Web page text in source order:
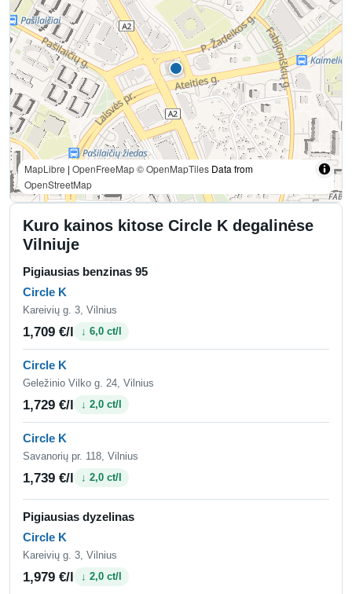
MapLibre | OpenFreeMap© OpenMapTiles Data from
OpenStreetMap
Kuro kainos kitose Circle K degalinėse
Vilniuje
Pigiausias benzinas 95
Circle K
Kareivių g. 3, Vilnius
1,709 €/l ↓ 6,0 ct/l
Circle K
Geležinio Vilko g. 24, Vilnius
1,729 €/l ↓ 2,0 ct/l
Circle K
Savanorių pr. 118, Vilnius
1,739 €/l ↓ 2,0 ct/l
Pigiausias dyzelinas
Circle K
Kareivių g. 3, Vilnius
1,979 €/l ↓ 2,0 ct/l